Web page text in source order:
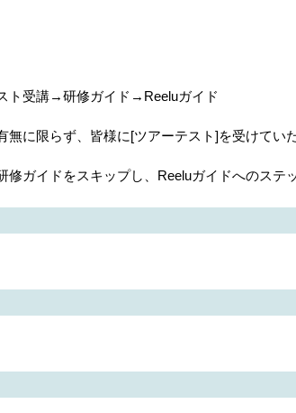
ト受講→研修ガイド→Reeluガイド
に限らず、皆様に[ツアーテスト]を受けてい
ガイドをスキップし、Reeluガイドへのステ